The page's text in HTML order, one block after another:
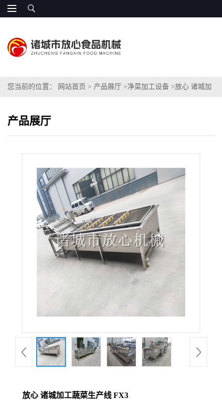
您当前的位置： 网站首页 > 产品展厅 >净菜加工设备 >放心 诸城加
产品展厅
放心 诸城加工蔬菜生产线 FX3